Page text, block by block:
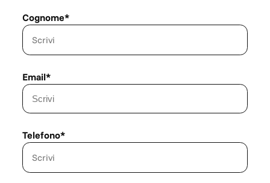
Cognome*
Email*
Telefono*